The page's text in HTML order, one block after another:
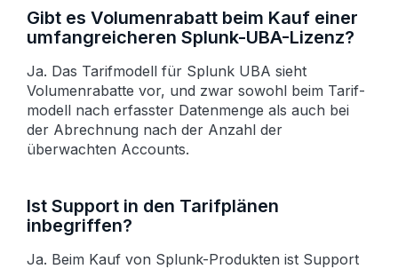
Gibt es Volumenrabatt beim Kauf einer
umfangreicheren Splunk-UBA-Lizenz?
Ja. Das Tarifmodell für Splunk UBA sieht
Volumen­rabatte vor, und zwar sowohl beim Tarif­
modell nach erfasster Daten­menge als auch bei
der Abrechnung nach der Anzahl der
überwachten Accounts.
Ist Support in den Tarifplänen
inbegriffen?
Ja. Beim Kauf von Splunk-Produkten ist Support